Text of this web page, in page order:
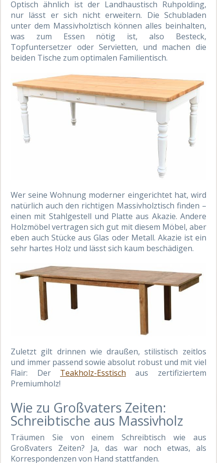
Optisch ähnlich ist der Landhaustisch Ruhpolding,
nur lässt er sich nicht erweitern. Die Schubladen
unter dem Massivholztisch können alles beinhalten,
was zum Essen nötig ist, also Besteck,
Topfuntersetzer oder Servietten, und machen die
beiden Tische zum optimalen Familientisch.
Wer seine Wohnung moderner eingerichtet hat, wird
natürlich auch den richtigen Massivholztisch finden –
einen mit Stahlgestell und Platte aus Akazie. Andere
Holzmöbel vertragen sich gut mit diesem Möbel, aber
eben auch Stücke aus Glas oder Metall. Akazie ist ein
sehr hartes Holz und lässt sich kaum beschädigen.
Zuletzt gilt drinnen wie draußen, stilistisch zeitlos
und immer passend sowie absolut robust und mit viel
Flair: Der Teakholz-Esstisch aus zertifiziertem
Premiumholz!
Wie zu Großvaters Zeiten:
Schreibtische aus Massivholz
Träumen Sie von einem Schreibtisch wie aus
Großvaters Zeiten? Ja, das war noch etwas, als
Korrespondenzen von Hand stattfanden.